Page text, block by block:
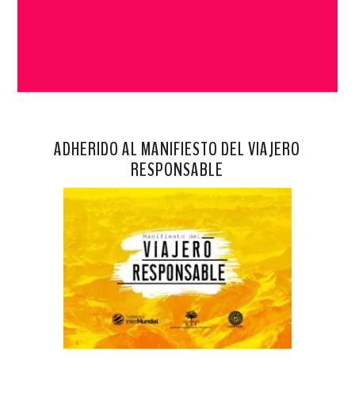
ADHERIDO AL MANIFIESTO DEL VIAJERO
RESPONSABLE